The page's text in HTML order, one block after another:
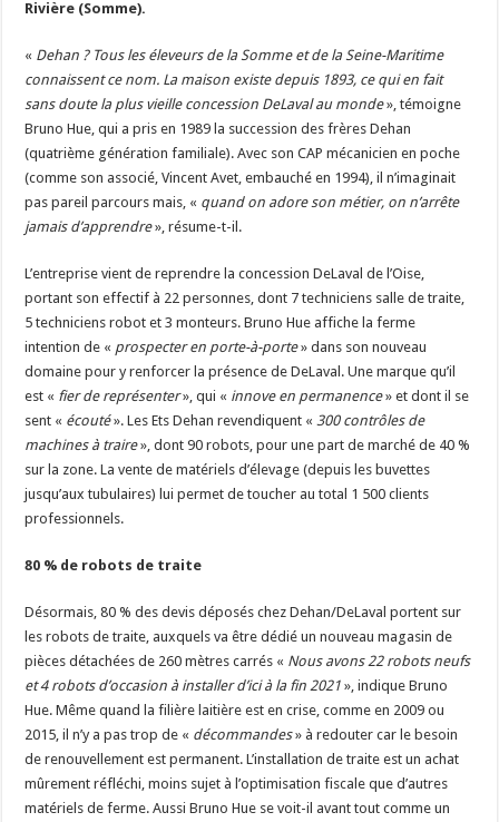
Rivière (Somme).
« Dehan ? Tous les éleveurs de la Somme et de la Seine-Maritime
connaissent ce nom. La maison existe depuis 1893, ce qui en fait
sans doute la plus vieille concession DeLaval au monde», témoigne
Bruno Hue, qui a pris en 1989 la succession des frères Dehan
(quatrième génération familiale). Avec son CAP mécanicien en poche
(comme son associé, Vincent Avet, embauché en 1994), il n’imaginait
pas pareil parcours mais, « quand on adore son métier, on n’arrête
jamais d’apprendre», résume-t-il.
L’entreprise vient de reprendre la concession DeLaval de l’Oise,
portant son effectif à 22 personnes, dont 7 techniciens salle de traite,
5 techniciens robot et 3 monteurs. Bruno Hue affiche la ferme
intention de « prospecter en porte-à-porte» dans son nouveau
domaine pour y renforcer la présence de DeLaval. Une marque qu’il
est « fier de représenter», qui « innove en permanence» et dont il se
sent « écouté». Les Ets Dehan revendiquent «300 contrôles de
machines à traire», dont 90 robots, pour une part de marché de 40 %
sur la zone. La vente de matériels d’élevage (depuis les buvettes
jusqu’aux tubulaires) lui permet de toucher au total 1 500 clients
professionnels.
80 % de robots de traite
Désormais, 80 % des devis déposés chez Dehan/DeLaval portent sur
les robots de traite, auxquels va être dédié un nouveau magasin de
pièces détachées de 260 mètres carrés « Nous avons 22 robots neufs
et 4 robots d’occasion à installer d’ici à la fin 2021 », indique Bruno
Hue. Même quand la filière laitière est en crise, comme en 2009 ou
2015, il n’y a pas trop de « décommandes» à redouter car le besoin
de renouvellement est permanent. L’installation de traite est un achat
mûrement réfléchi, moins sujet à l’optimisation fiscale que d’autres
matériels de ferme. Aussi Bruno Hue se voit-il avant tout comme un